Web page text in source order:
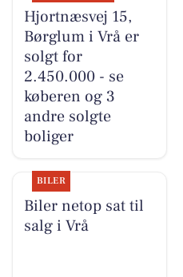
Hjortnæsvej 15,
Børglum i Vrå er
solgt for
2.450.000 - se
køberen og 3
andre solgte
boliger
BILER
Biler netop sat til
salg i Vrå